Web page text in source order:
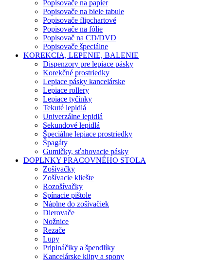
Popisovače na papier
Popisovače na biele tabule
Popisovače flipchartové
Popisovače na fólie
Popisovač na CD/DVD
Popisovače špeciálne
KOREKCIA, LEPENIE, BALENIE
Dispenzory pre lepiace pásky
Korekčné prostriedky
Lepiace pásky kancelárske
Lepiace rollery
Lepiace tyčinky
Tekuté lepidlá
Univerzálne lepidlá
Sekundové lepidlá
Špeciálne lepiace prostriedky
Špagáty
Gumičky, sťahovacie pásky
DOPLNKY PRACOVNÉHO STOLA
Zošívačky
Zošívacie kliešte
Rozošívačky
Spínacie pištole
Náplne do zošívačiek
Dierovače
Nožnice
Rezače
Lupy
Pripináčiky a špendlíky
Kancelárske klipy a spony